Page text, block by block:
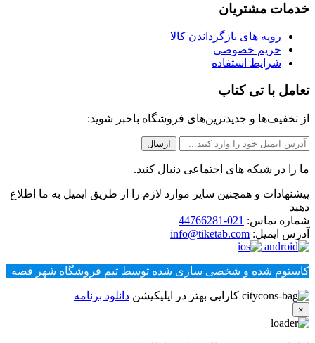
خدمات مشتریان
رویه های بازگرداندن کالا
حریم خصوصی
شرایط استفاده
تعامل با تی کتاب
از تخفیف‌ها و جدیدترین‌های فروشگاه باخبر شوید:
ما را در شبکه های اجتماعی دنبال کنید.
پیشنهادات و همچنین سایر موارد لازم را از طریق ایمیل به ما اطلاع
دهید
شماره تماس: 021-44766281
آدرس ایمیل: info@tiketab.com
کاستوم شده و شخصی سازی شده توسط تیم فروشگاه شهر قصه
کارایی بهتر در اپلیکیشن دانلود برنامه
×